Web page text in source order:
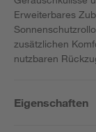
Erweiterbares
zusätzlichen
nutzbaren
Eigenschaften